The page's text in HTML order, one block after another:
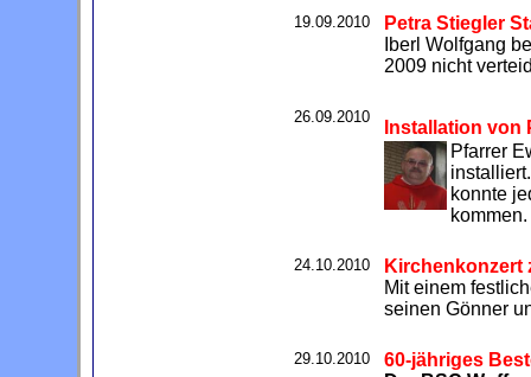
19.09.2010
Petra Stiegler
Iberl Wolfgang
2009 nicht
26.09.2010
Installation von
Pfarrer
konnte
kommen.
24.10.2010
Kirchenkonzert
Mit einem
seinen Gönner
29.10.2010
60-jähriges